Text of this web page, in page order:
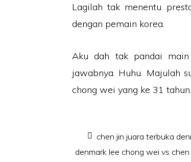
Lagilah tak menentu
dengan pemain korea.
Aku dah tak pandai
jawabnya. Huhu. Majulah
chong wei yang ke 31 tahun.
chen jin juara terbuka
denmark lee chong wei vs